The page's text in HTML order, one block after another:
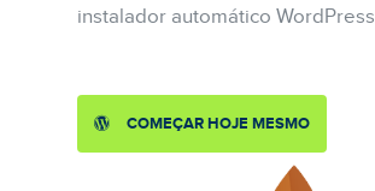
instalador automático WordPress
COMEÇAR HOJE MESMO